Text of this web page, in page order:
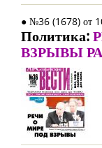
● №36 (1678) от
Политика:
ВЗРЫВЫ